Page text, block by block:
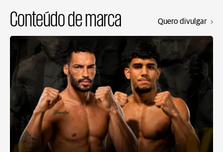
Conteúdo de marca Quero divulgar